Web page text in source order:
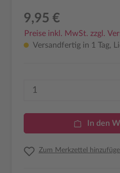
9,95 €
Preise inkl. MwSt. zzgl.
Versandfertig in 1 Tag,
Produkt Anzahl:
In den
Zum Merkzettel